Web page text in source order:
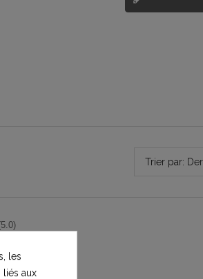
Trier par:
les
liés aux